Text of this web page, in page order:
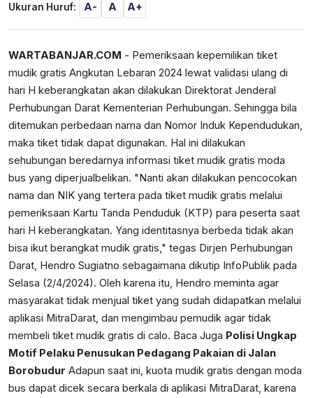
Ukuran Huruf: A- A A+
WARTABANJAR.COM - Pemeriksaan kepemilikan tiket
mudik gratis Angkutan Lebaran 2024 lewat validasi ulang di
hari H keberangkatan akan dilakukan Direktorat Jenderal
Perhubungan Darat Kementerian Perhubungan. Sehingga bila
ditemukan perbedaan nama dan Nomor Induk Kependudukan,
maka tiket tidak dapat digunakan. Hal ini dilakukan
sehubungan beredarnya informasi tiket mudik gratis moda
bus yang diperjualbelikan. "Nanti akan dilakukan pencocokan
nama dan NIK yang tertera pada tiket mudik gratis melalui
pemeriksaan Kartu Tanda Penduduk (KTP) para peserta saat
hari H keberangkatan. Yang identitasnya berbeda tidak akan
bisa ikut berangkat mudik gratis," tegas Dirjen Perhubungan
Darat, Hendro Sugiatno sebagaimana dikutip InfoPublik pada
Selasa (2/4/2024). Oleh karena itu, Hendro meminta agar
masyarakat tidak menjual tiket yang sudah didapatkan melalui
aplikasi MitraDarat, dan mengimbau pemudik agar tidak
membeli tiket mudik gratis di calo. Baca Juga Polisi Ungkap
Motif Pelaku Penusukan Pedagang Pakaian di Jalan
Borobudur Adapun saat ini, kuota mudik gratis dengan moda
bus dapat dicek secara berkala di aplikasi MitraDarat, karena